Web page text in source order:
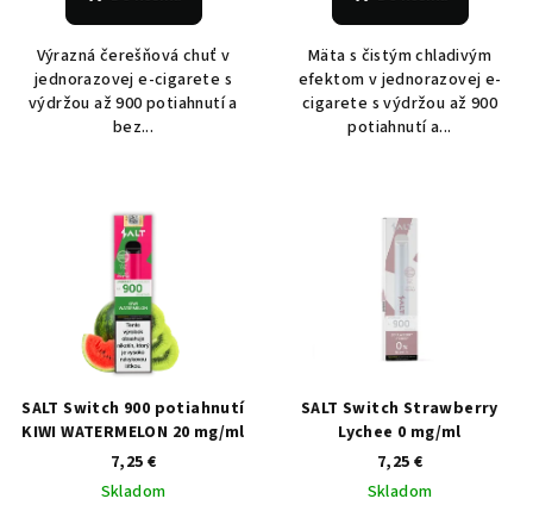
Výrazná čerešňová chuť v
jednorazovej e-cigarete s
výdržou až 900 potiahnutí a
bez...
Mäta s čistým chladivým
efektom v jednorazovej e-
cigarete s výdržou až 900
potiahnutí a...
SALT Switch 900 potiahnutí
KIWI WATERMELON 20 mg/ml
7,25 €
Skladom
SALT Switch Strawberry
Lychee 0 mg/ml
7,25 €
Skladom